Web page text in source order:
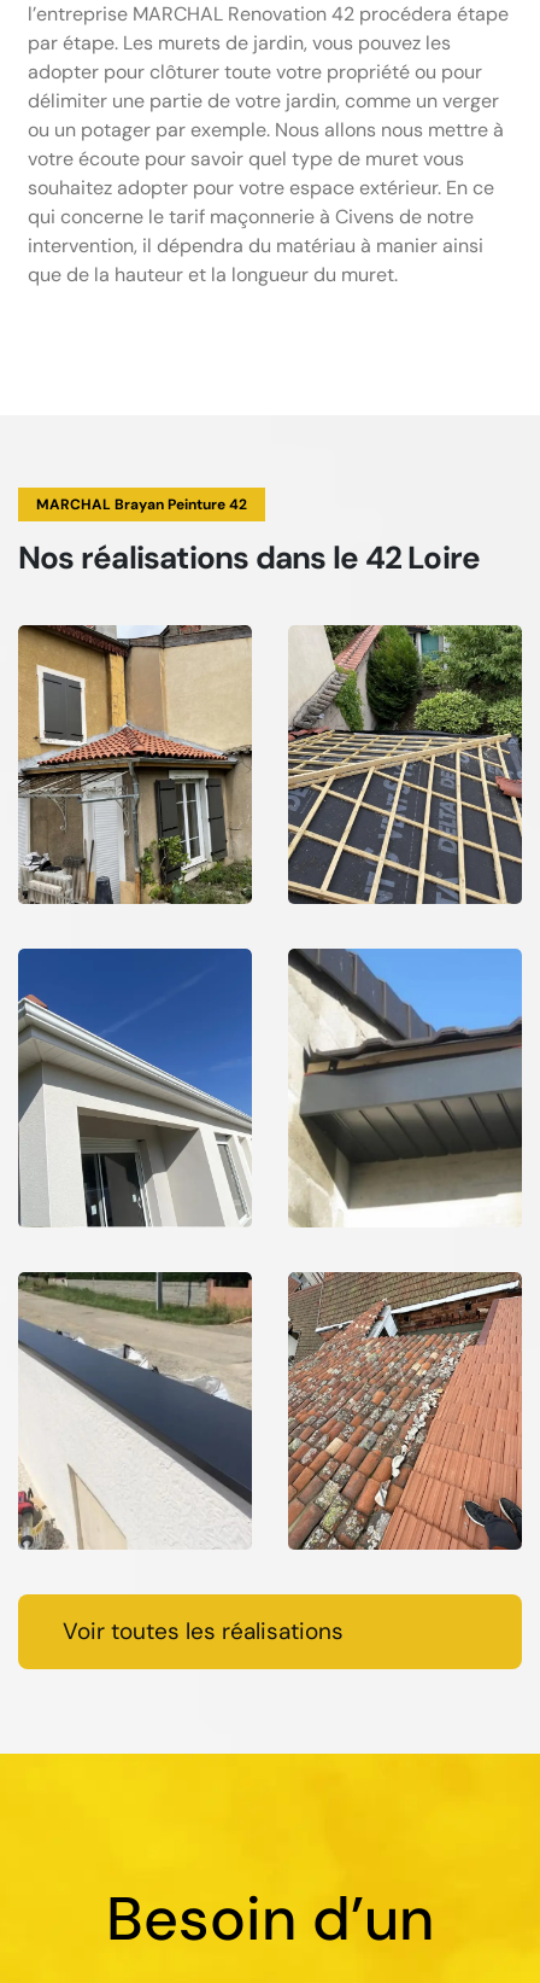
l’entreprise MARCHAL Renovation 42 procédera étape
par étape. Les murets de jardin, vous pouvez les
adopter pour clôturer toute votre propriété ou pour
délimiter une partie de votre jardin, comme un verger
ou un potager par exemple. Nous allons nous mettre à
votre écoute pour savoir quel type de muret vous
souhaitez adopter pour votre espace extérieur. En ce
qui concerne le tarif maçonnerie à Civens de notre
intervention, il dépendra du matériau à manier ainsi
que de la hauteur et la longueur du muret.
MARCHAL Brayan Peinture 42
Nos réalisations dans le 42 Loire
Voir toutes les réalisations
Besoin d’un